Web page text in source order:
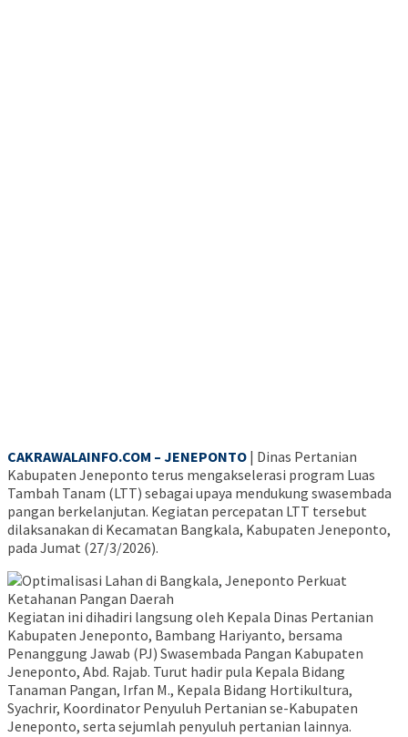
CAKRAWALAINFO.COM – JENEPONTO | Dinas Pertanian
Kabupaten Jeneponto terus mengakselerasi program Luas
Tambah Tanam (LTT) sebagai upaya mendukung swasembada
pangan berkelanjutan. Kegiatan percepatan LTT tersebut
dilaksanakan di Kecamatan Bangkala, Kabupaten Jeneponto,
pada Jumat (27/3/2026).
Kegiatan ini dihadiri langsung oleh Kepala Dinas Pertanian
Kabupaten Jeneponto, Bambang Hariyanto, bersama
Penanggung Jawab (PJ) Swasembada Pangan Kabupaten
Jeneponto, Abd. Rajab. Turut hadir pula Kepala Bidang
Tanaman Pangan, Irfan M., Kepala Bidang Hortikultura,
Syachrir, Koordinator Penyuluh Pertanian se-Kabupaten
Jeneponto, serta sejumlah penyuluh pertanian lainnya.